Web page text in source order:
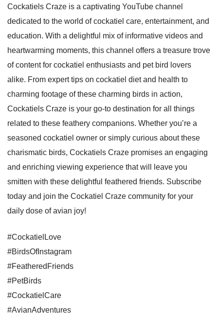
Cockatiels Craze is a captivating YouTube channel
dedicated to the world of cockatiel care, entertainment, and
education. With a delightful mix of informative videos and
heartwarming moments, this channel offers a treasure trove
of content for cockatiel enthusiasts and pet bird lovers
alike. From expert tips on cockatiel diet and health to
charming footage of these charming birds in action,
Cockatiels Craze is your go-to destination for all things
related to these feathery companions. Whether you’re a
seasoned cockatiel owner or simply curious about these
charismatic birds, Cockatiels Craze promises an engaging
and enriching viewing experience that will leave you
smitten with these delightful feathered friends. Subscribe
today and join the Cockatiel Craze community for your
daily dose of avian joy!
#CockatielLove
#BirdsOfInstagram
#FeatheredFriends
#PetBirds
#CockatielCare
#AvianAdventures